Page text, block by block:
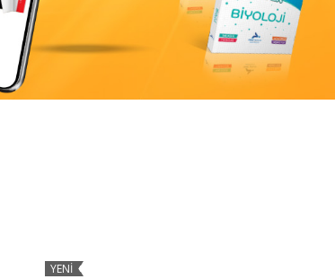
YENİ